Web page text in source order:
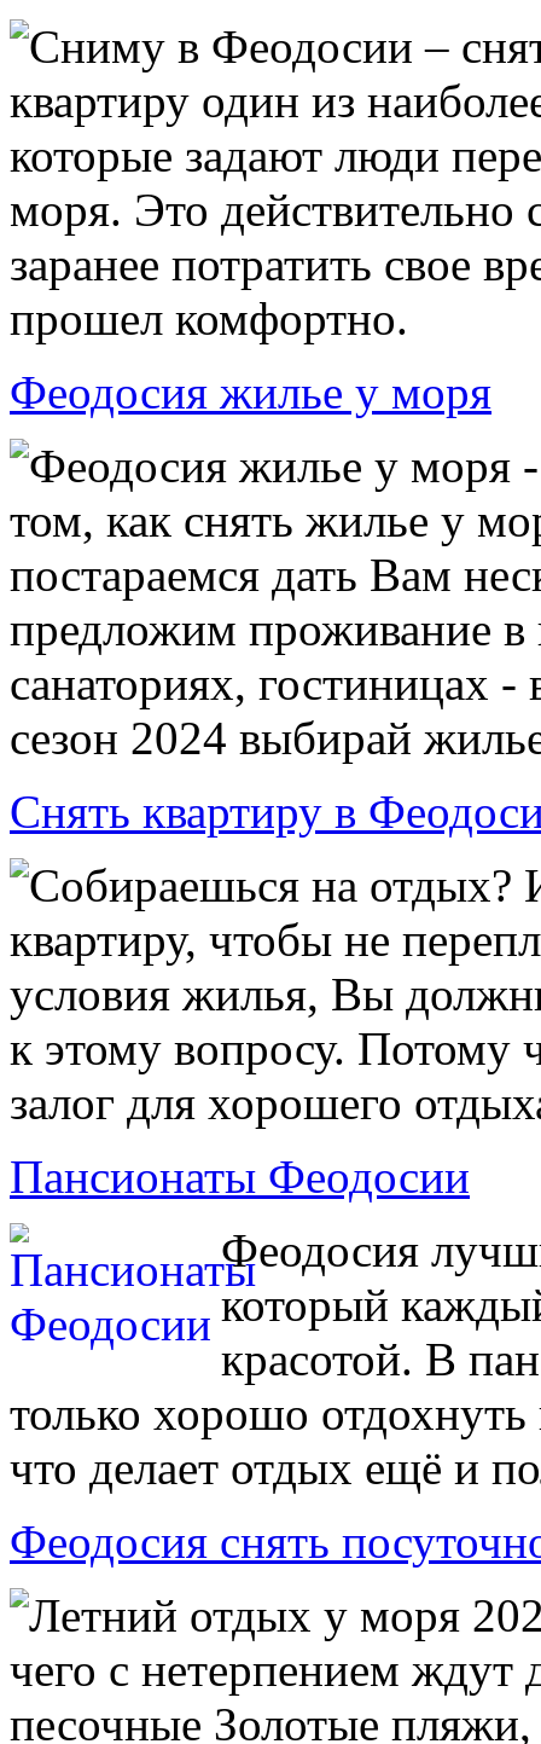
Сниму в Феодосии –
квартиру один из
которые задают люди
моря. Это действительно
заранее потратить свое
прошел комфортно.
Феодосия жилье у моря
Феодосия жилье у моря
том, как снять жилье у
постараемся дать Вам
предложим проживание в
санаториях, гостиницах -
сезон 2024 выбирай
Снять квартиру в
Собираешься на отдых?
квартиру, чтобы не
условия жилья, Вы
к этому вопросу. Потому
залог для хорошего
Пансионаты Феодосии
Феодосия
который
красотой. В
только хорошо
что делает отдых ещё и
Феодосия снять
Летний отдых у моря
чего с нетерпением ждут
песочные Золотые пляжи,